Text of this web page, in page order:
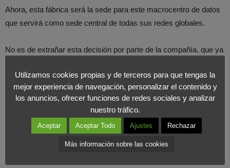
Ahora, esta fábrica será la sede para este macrocentro de datos
que servirá como sede central de todas sus redes globales.
No es de extrañar esta decisión por parte de la compañía, que ya
facturación a I+D+D.
Con este último proyecto se pone de manifiesto la importancia de
la gestión de la información para una compañía.
Qué aportan los datos a una empresa como Apple?
Utilizamos cookies propias y de terceros para que tengas la
mejor experiencia de navegación, personalizar el contenido y
los anuncios, ofrecer funciones de redes sociales y analizar
nuestro tráfico.
Aceptar Aceptar Todo Ajustes Rechazar
Más información sobre las cookies